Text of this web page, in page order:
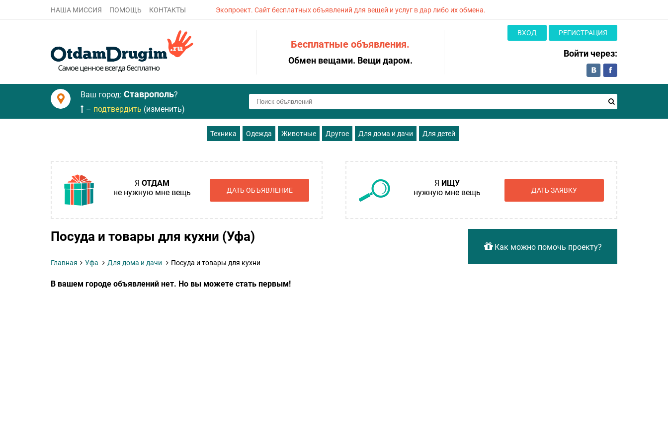
НАША МИССИЯ ПОМОЩЬ КОНТАКТЫ Экопроект. Сайт бесплатных объявлений для вещей и услуг в дар либо их обмена.
Бесплатные объявления.
Обмен вещами. Вещи даром.
ВХОД РЕГИСТРАЦИЯ
Войти через:
Ваш город: Ставрополь?
– подтвердить (изменить)
Техника Одежда Животные Другое Для дома и дачи Для детей
Я ОТДАМ
не нужную мне вещь
ДАТЬ ОБЪЯВЛЕНИЕ
Я ИЩУ
нужную мне вещь
ДАТЬ ЗАЯВКУ
Посуда и товары для кухни (Уфа)
Главная Уфа Для дома и дачи Посуда и товары для кухни
В вашем городе объявлений нет. Но вы можете стать первым!
Как можно помочь проекту?